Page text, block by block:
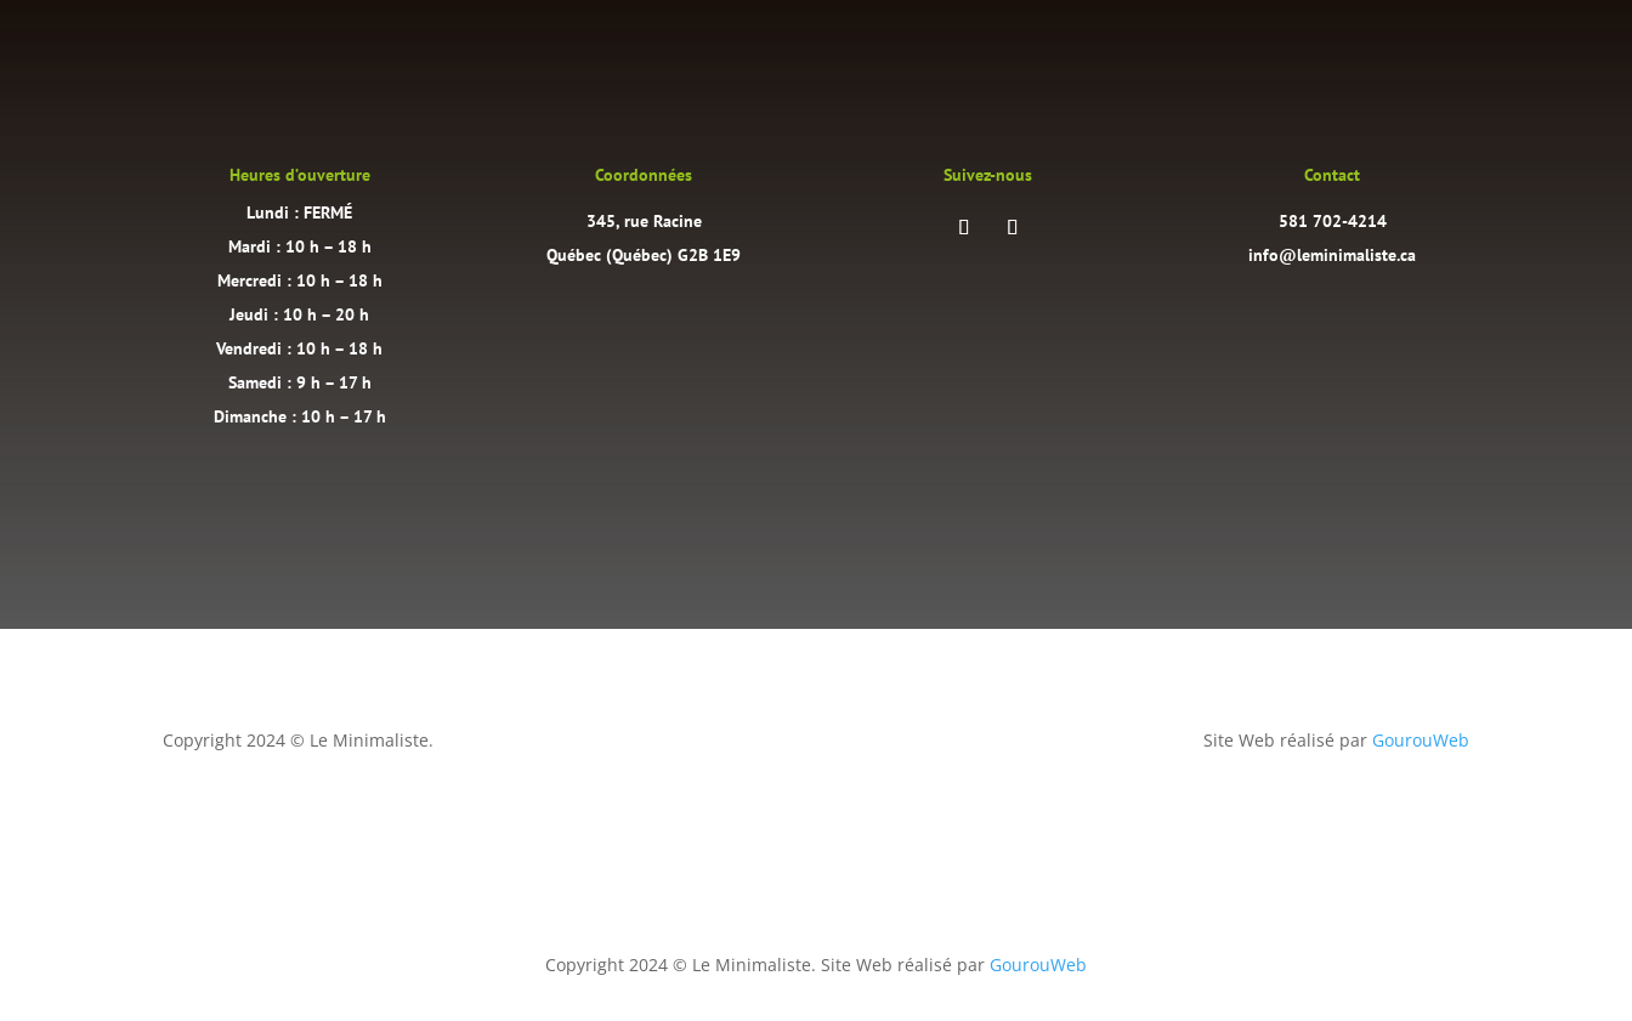
Heures d’ouverture
Lundi : FERMÉ
Mardi : 10 h – 18 h
Mercredi : 10 h – 18 h
Jeudi : 10 h – 20 h
Vendredi : 10 h – 18 h
Samedi : 9 h – 17 h
Dimanche : 10 h – 17 h
Coordonnées
345, rue Racine
Québec (Québec) G2B 1E9
Suivez-nous Contact
581 702-4214
info@leminimaliste.ca
Copyright 2024 © Le Minimaliste. Site Web réalisé par GourouWeb
Copyright 2024 © Le Minimaliste. Site Web réalisé par GourouWeb